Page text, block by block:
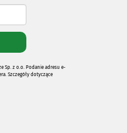
Sp. z o.o. Podanie adresu e-
Szczegóły dotyczące